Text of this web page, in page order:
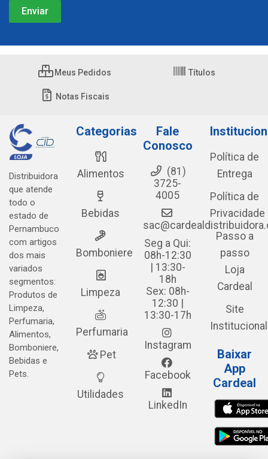
Meus Pedidos Títulos
Notas Fiscais
Distribuidora
que atende
todo o
estado de
Pernambuco
com artigos
dos mais
variados
segmentos:
Produtos de
Limpeza,
Perfumaria,
Alimentos,
Bomboniere,
Bebidas e
Pets.
Categorias
Alimentos
Bebidas
Bomboniere
Limpeza
Perfumaria
Pet
Utilidades
Fale
Conosco
(81)
3725-
4005
Seg a Qui:
08h-12:30
| 13:30-
18h
Sex: 08h-
12:30 |
13:30-17h
Instagram
Facebook
LinkedIn
Política de
Entrega
Política de
Privacidade
Passo a
passo
Loja
Cardeal
Site
Institucional
Baixar
App
Cardeal